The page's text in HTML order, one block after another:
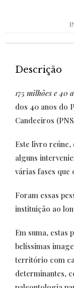
Descrição
175 milhões e 40
dos 40 anos do
Candeeiros
Este livro
alguns
várias fases
Foram essas
instituição ao
Em suma, estas
belíssimas
território com
determinantes,